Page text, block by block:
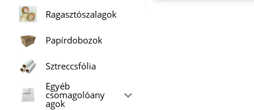
Ragasztószalagok
Papírdobozok
Sztreccsfólia
Egyéb
csomagolóany
agok